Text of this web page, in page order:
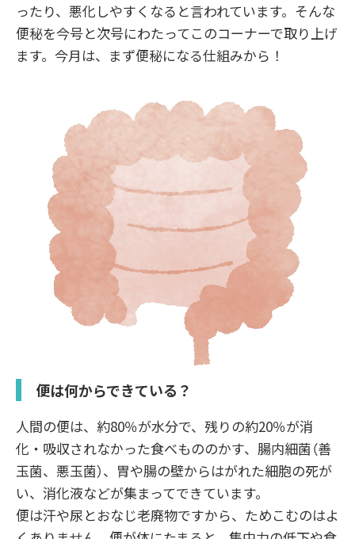
ったり、悪化しやすくなると言われています。そんな
便秘を今号と次号にわたってこのコーナーで取り上げ
ます。今月は、まず便秘になる仕組みから！
便は何からできている？
人間の便は、約80％が水分で、残りの約20％が消
化・吸収されなかった食べもののかす、腸内細菌（善
玉菌、悪玉菌）、胃や腸の壁からはがれた細胞の死が
い、消化液などが集まってできています。
便は汗や尿とおなじ老廃物ですから、ためこむのはよ